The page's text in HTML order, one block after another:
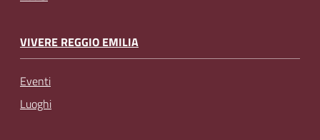
VIVERE REGGIO EMILIA
Eventi
Luoghi